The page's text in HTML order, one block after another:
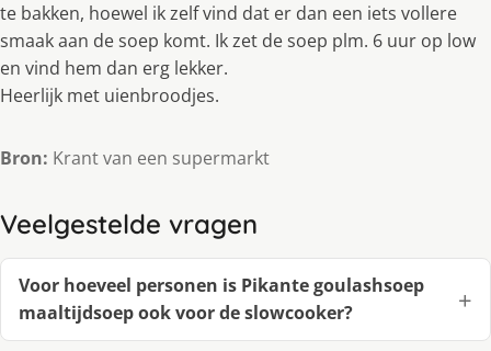
te bakken, hoewel ik zelf vind dat er dan een iets vollere
smaak aan de soep komt. Ik zet de soep plm. 6 uur op low
en vind hem dan erg lekker.
Heerlijk met uienbroodjes.
Bron: Krant van een supermarkt
Veelgestelde vragen
Voor hoeveel personen is Pikante goulashsoep
maaltijdsoep ook voor de slowcooker?